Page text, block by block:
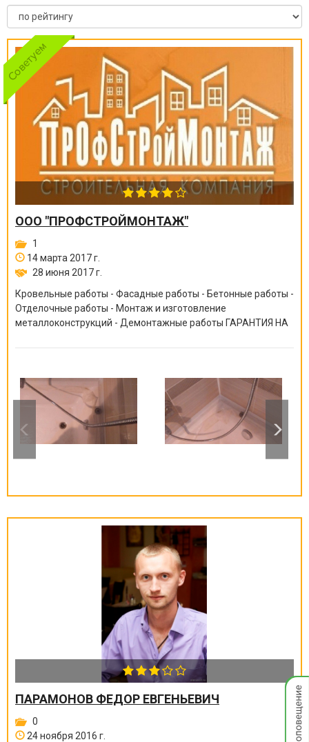
ООО "ПРОФСТРОЙМОНТАЖ"
1
14 марта 2017 г.
28 июня 2017 г.
Кровельные работы - Фасадные работы - Бетонные работы -
Отделочные работы - Монтаж и изготовление
металлоконструкций - Демонтажные работы ГАРАНТИЯ НА
ПАРАМОНОВ ФЕДОР ЕВГЕНЬЕВИЧ
0
24 ноября 2016 г.